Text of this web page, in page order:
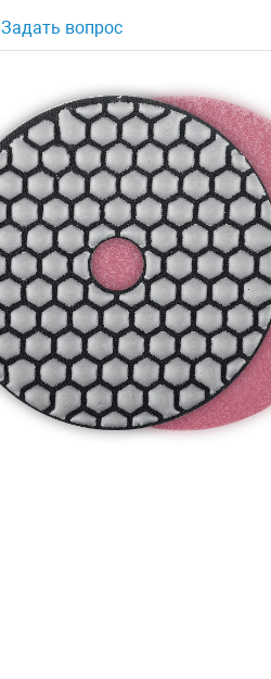
Задать вопрос